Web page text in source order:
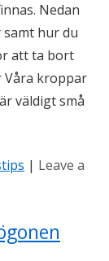
Nedan
samt hur du
att ta bort
Våra kroppar
väldigt små
| Leave a